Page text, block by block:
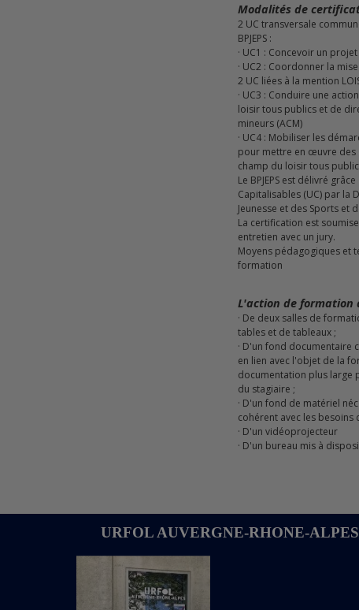
Modalités de
2 UC transversale
BPJEPS :
· UC1 : Concevoir un
· UC2 : Coordonner la
2 UC liées à la mention
· UC3 : Conduire une action d'animation dans le champ du
loisir tous publics et de
mineurs (ACM)
· UC4 : Mobiliser les démarches d'éducation populaire
pour mettre en œuvre des
champ du loisir tous
Le BPJEPS est délivré
Capitalisables (UC) par la
Jeunesse et des Sports et
La certification est
entretien avec un jury.
Moyens pédagogiques et
formation
L'action de formation
· De deux salles de formation équipées de chaises, de
tables et de tableaux ;
· D'un fond documentaire composé de revues, ouvrages
en lien avec l'objet de la
documentation plus large
du stagiaire ;
· D'un fond de matériel nécessaire, en quantité et qualité,
cohérent avec les besoins
· D'un vidéoprojecteur
· D'un bureau mis à disposition pour les entretiens
URFOL AUVERGNE-RHONE-ALPES